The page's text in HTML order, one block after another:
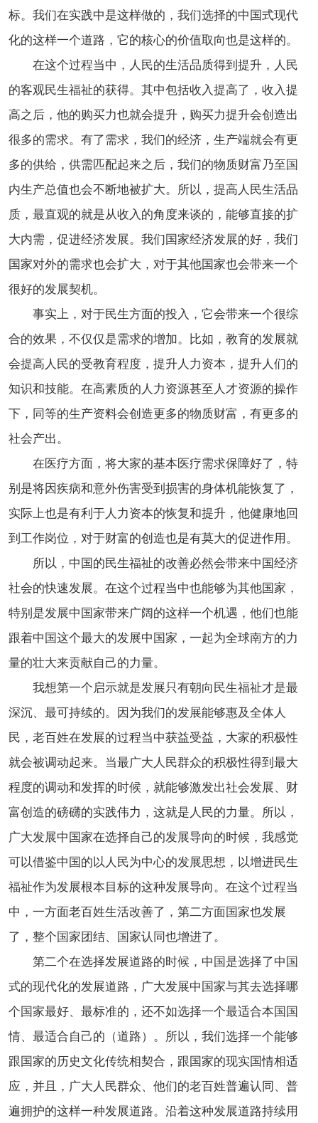
标。我们在实践中是这样做的，我们选择的中国式现代
化的这样一个道路，它的核心的价值取向也是这样的。
在这个过程当中，人民的生活品质得到提升，人民
的客观民生福祉的获得。其中包括收入提高了，收入提
高之后，他的购买力也就会提升，购买力提升会创造出
很多的需求。有了需求，我们的经济，生产端就会有更
多的供给，供需匹配起来之后，我们的物质财富乃至国
内生产总值也会不断地被扩大。所以，提高人民生活品
质，最直观的就是从收入的角度来谈的，能够直接的扩
大内需，促进经济发展。我们国家经济发展的好，我们
国家对外的需求也会扩大，对于其他国家也会带来一个
很好的发展契机。
事实上，对于民生方面的投入，它会带来一个很综
合的效果，不仅仅是需求的增加。比如，教育的发展就
会提高人民的受教育程度，提升人力资本，提升人们的
知识和技能。在高素质的人力资源甚至人才资源的操作
下，同等的生产资料会创造更多的物质财富，有更多的
社会产出。
在医疗方面，将大家的基本医疗需求保障好了，特
别是将因疾病和意外伤害受到损害的身体机能恢复了，
实际上也是有利于人力资本的恢复和提升，他健康地回
到工作岗位，对于财富的创造也是有莫大的促进作用。
所以，中国的民生福祉的改善必然会带来中国经济
社会的快速发展。在这个过程当中也能够为其他国家，
特别是发展中国家带来广阔的这样一个机遇，他们也能
跟着中国这个最大的发展中国家，一起为全球南方的力
量的壮大来贡献自己的力量。
我想第一个启示就是发展只有朝向民生福祉才是最
深沉、最可持续的。因为我们的发展能够惠及全体人
民，老百姓在发展的过程当中获益受益，大家的积极性
就会被调动起来。当最广大人民群众的积极性得到最大
程度的调动和发挥的时候，就能够激发出社会发展、财
富创造的磅礴的实践伟力，这就是人民的力量。所以，
广大发展中国家在选择自己的发展导向的时候，我感觉
可以借鉴中国的以人民为中心的发展思想，以增进民生
福祉作为发展根本目标的这种发展导向。在这个过程当
中，一方面老百姓生活改善了，第二方面国家也发展
了，整个国家团结、国家认同也增进了。
第二个在选择发展道路的时候，中国是选择了中国
式的现代化的发展道路，广大发展中国家与其去选择哪
个国家最好、最标准的，还不如选择一个最适合本国国
情、最适合自己的（道路）。所以，我们选择一个能够
跟国家的历史文化传统相契合，跟国家的现实国情相适
应，并且，广大人民群众、他们的老百姓普遍认同、普
遍拥护的这样一种发展道路。沿着这种发展道路持续用